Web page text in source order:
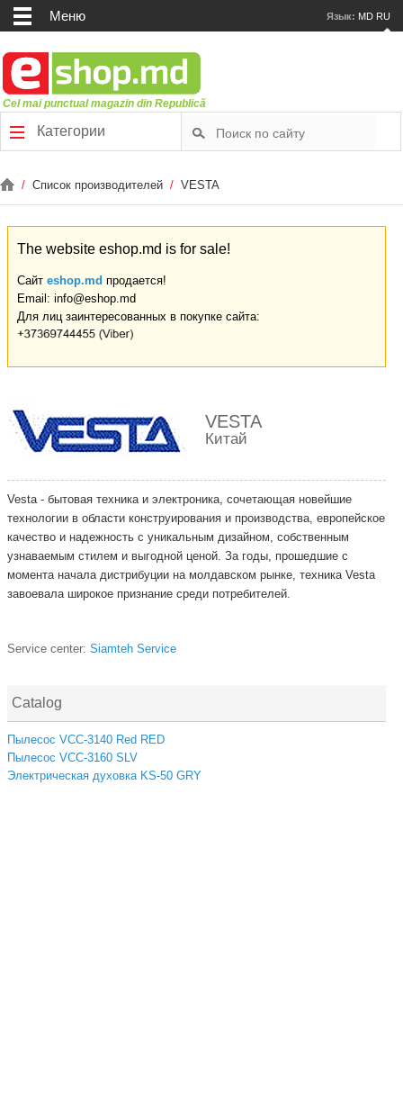
Меню Язык: MD RU
Cel mai punctual magazin din Republică
Категории
/ Список производителей / VESTA
The website eshop.md is for sale!
Сайт eshop.md продается!
Email: info@eshop.md
Для лиц заинтересованных в покупке сайта:
VESTA
Китай
Vesta - бытовая техника и электроника, сочетающая новейшие
технологии в области конструирования и производства, европейское
качество и надежность с уникальным дизайном, собственным
узнаваемым стилем и выгодной ценой. За годы, прошедшие с
момента начала дистрибуции на молдавском рынке, техника Vesta
завоевала широкое признание среди потребителей.
Service center: Siamteh Service
Catalog
Пылесос VCC-3140 Red RED
Пылесос VCC-3160 SLV
Электрическая духовка KS-50 GRY